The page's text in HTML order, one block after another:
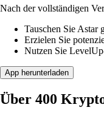
Nach der vollständigen
Tauschen Sie Astar
Erzielen Sie
Nutzen Sie
App herunterladen
Über 400